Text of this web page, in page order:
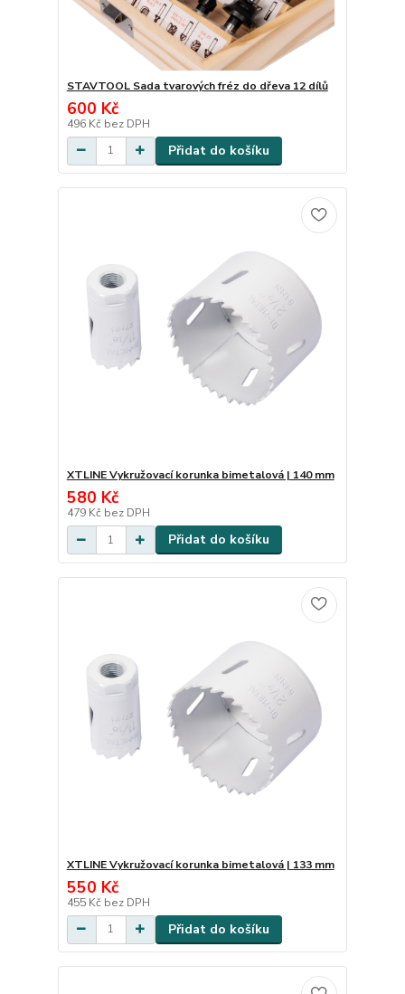
STAVTOOL Sada tvarových fréz do dřeva 12 dílů
600 Kč
496 Kč bez DPH
Přidat do košíku
XTLINE Vykružovací korunka bimetalová | 140 mm
580 Kč
479 Kč bez DPH
Přidat do košíku
XTLINE Vykružovací korunka bimetalová | 133 mm
550 Kč
455 Kč bez DPH
Přidat do košíku